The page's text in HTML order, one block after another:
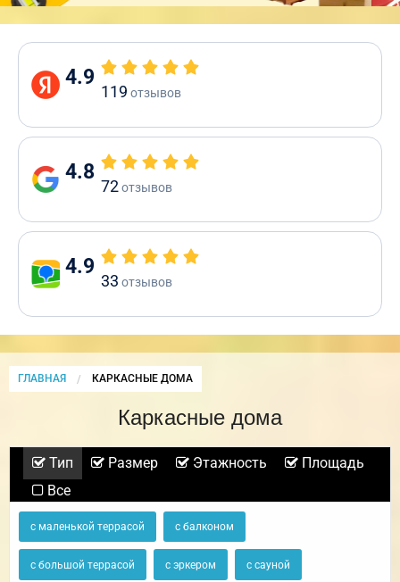
4.9
119 отзывов
4.8
72отзывов
4.9
33 отзывов
ГЛАВНАЯ CURRENT:
КАРКАСНЫЕ ДОМА
Каркасные дома
Тип Размер Этажность
Площадь
Все
с маленькой террасой с балконом
с большой террасой с эркером с сауной